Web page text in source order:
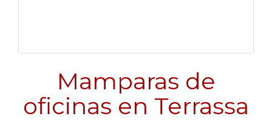
Mamparas de
oficinas en Terrassa